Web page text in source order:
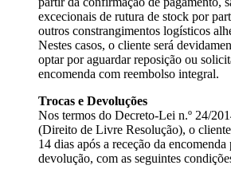
excecionais de rutura de stock por
outros constrangimentos logísticos
Nestes casos, o cliente será
optar por aguardar reposição ou
encomenda com reembolso integral.
Trocas e Devoluções
Nos termos do Decreto-Lei n.º 24/
(Direito de Livre Resolução), o
14 dias após a receção da encomenda
devolução, com as seguintes